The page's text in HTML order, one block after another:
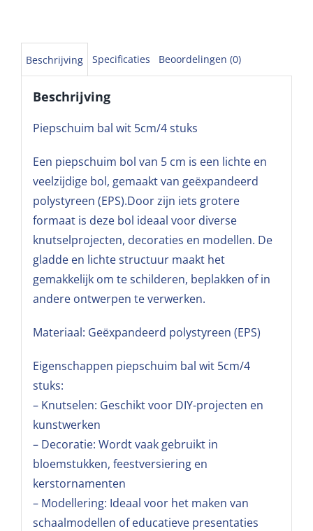
Beschrijving Specificaties Beoordelingen (0)
Beschrijving
Piepschuim bal wit 5cm/4 stuks
Een piepschuim bol van 5 cm is een lichte en
veelzijdige bol, gemaakt van geëxpandeerd
polystyreen (EPS).Door zijn iets grotere
formaat is deze bol ideaal voor diverse
knutselprojecten, decoraties en modellen. De
gladde en lichte structuur maakt het
gemakkelijk om te schilderen, beplakken of in
andere ontwerpen te verwerken.
Materiaal: Geëxpandeerd polystyreen (EPS)
Eigenschappen piepschuim bal wit 5cm/4
stuks:
– Knutselen: Geschikt voor DIY-projecten en
kunstwerken
– Decoratie: Wordt vaak gebruikt in
bloemstukken, feestversiering en
kerstornamenten
– Modellering: Ideaal voor het maken van
schaalmodellen of educatieve presentaties